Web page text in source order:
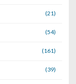
(21)
(54)
(161)
(39)